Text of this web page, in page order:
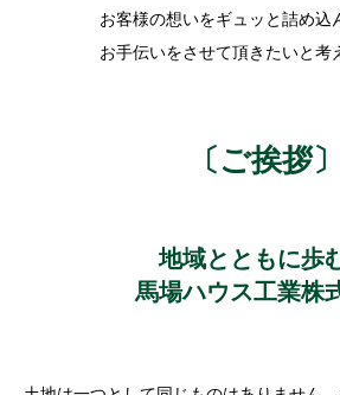
お客様の想いをギュッと詰め込
お手伝いをさせて頂きたいと考
〔ご挨拶〕
地域とともに歩
馬場ハウス工業株